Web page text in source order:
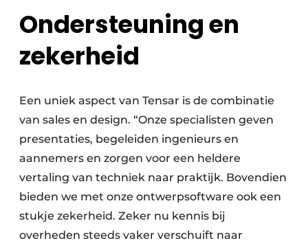
Ondersteuning en
zekerheid
Een uniek aspect van Tensar is de combinatie
van sales en design. “Onze specialisten geven
presentaties, begeleiden ingenieurs en
aannemers en zorgen voor een heldere
vertaling van techniek naar praktijk. Bovendien
bieden we met onze ontwerpsoftware ook een
stukje zekerheid. Zeker nu kennis bij
overheden steeds vaker verschuift naar